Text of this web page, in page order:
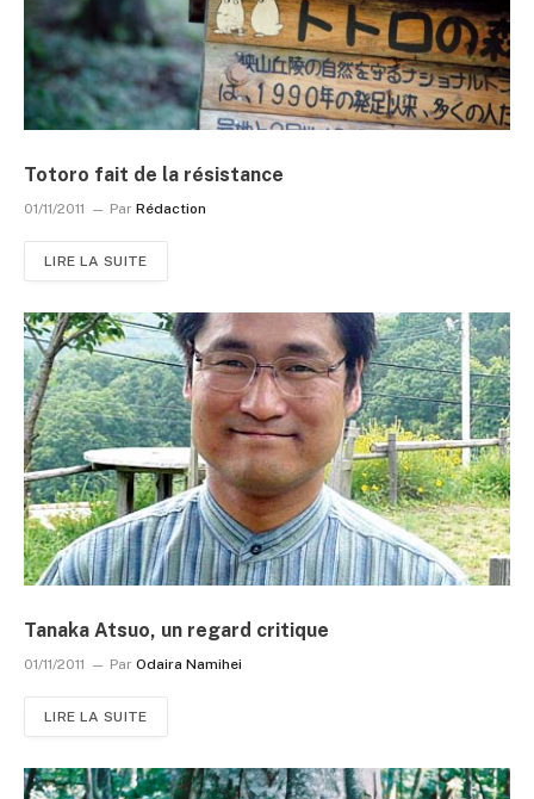
Totoro fait de la résistance
01/11/2011 Par Rédaction
LIRE LA SUITE
Tanaka Atsuo, un regard critique
01/11/2011 Par Odaira Namihei
LIRE LA SUITE